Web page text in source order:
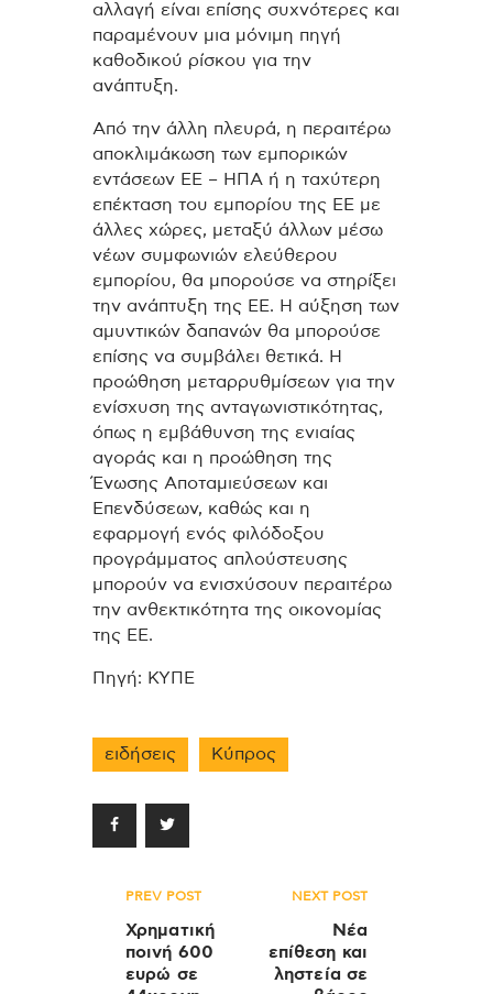
αλλαγή είναι επίσης συχνότερες και
παραμένουν μια μόνιμη πηγή
καθοδικού ρίσκου για την
ανάπτυξη.
Από την άλλη πλευρά, η περαιτέρω
αποκλιμάκωση των εμπορικών
εντάσεων ΕΕ – ΗΠΑ ή η ταχύτερη
επέκταση του εμπορίου της ΕΕ με
άλλες χώρες, μεταξύ άλλων μέσω
νέων συμφωνιών ελεύθερου
εμπορίου, θα μπορούσε να στηρίξει
την ανάπτυξη της ΕΕ. Η αύξηση των
αμυντικών δαπανών θα μπορούσε
επίσης να συμβάλει θετικά. Η
προώθηση μεταρρυθμίσεων για την
ενίσχυση της ανταγωνιστικότητας,
όπως η εμβάθυνση της ενιαίας
αγοράς και η προώθηση της
Ένωσης Αποταμιεύσεων και
Επενδύσεων, καθώς και η
εφαρμογή ενός φιλόδοξου
προγράμματος απλούστευσης
μπορούν να ενισχύσουν περαιτέρω
την ανθεκτικότητα της οικονομίας
της ΕΕ.
Πηγή: ΚΥΠΕ
ειδήσεις Κύπρος
Πλοήγηση
άρθρων
PREV POST
Χρηματική
ποινή 600
ευρώ σε
NEXT POST
Νέα
επίθεση και
ληστεία σε